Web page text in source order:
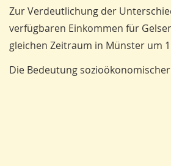
Zur Verdeutlichung der
verfügbaren Einkommen für
gleichen Zeitraum in Müns­ter um
Die Bedeutung